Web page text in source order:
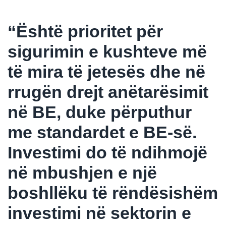
“Është prioritet për
sigurimin e kushteve më
të mira të jetesës dhe në
rrugën drejt anëtarësimit
në BE, duke përputhur
me standardet e BE-së.
Investimi do të ndihmojë
në mbushjen e një
boshllëku të rëndësishëm
investimi në sektorin e